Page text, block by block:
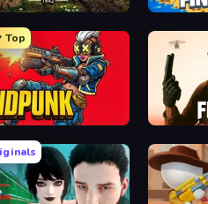
1942 Final Drop
Top
- 3v3 Battle Royale Fragen